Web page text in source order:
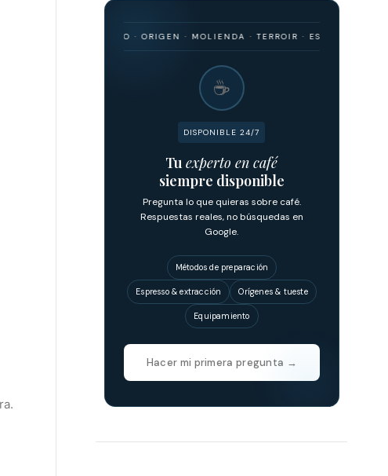
· BARISMO · ORIGEN · MOLIENDA · TERROIR · ESPRESSO ·
☕
DISPONIBLE 24/7
Tuexperto en café
siempre disponible
Pregunta lo que quieras sobre café.
Respuestas reales, no búsquedas en
Google.
Métodos de preparación
Espresso & extracción Orígenes & tueste
Equipamiento
Hacer mi primera pregunta →